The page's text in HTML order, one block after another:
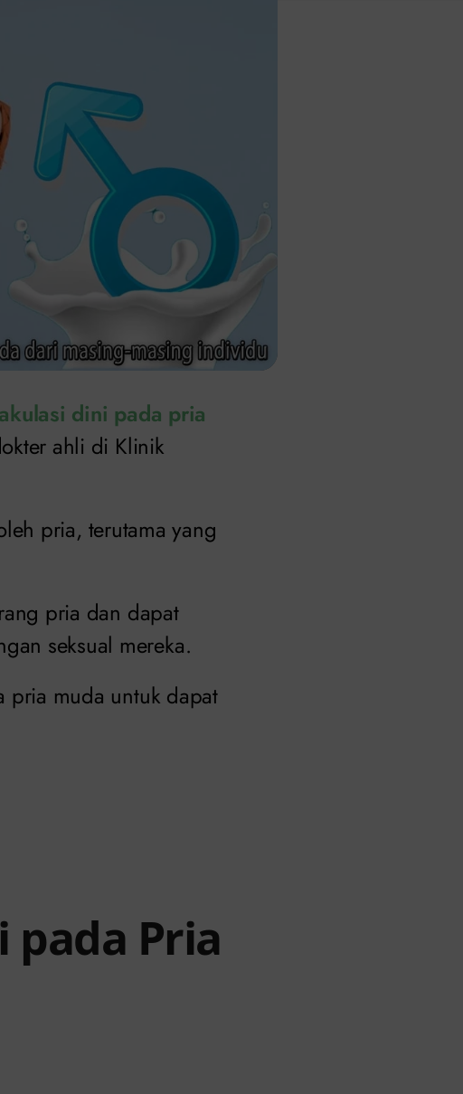
dini pada pria
ahli di Klinik
pria, terutama yang
pria dan dapat
seksual mereka.
pria muda untuk dapat
pada Pria